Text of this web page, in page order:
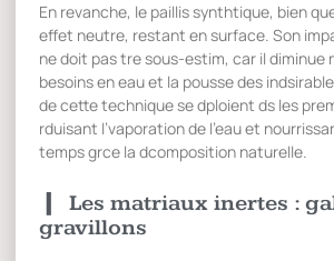
En revanche, le paillis synthtique, bien
effet neutre, restant en surface. Son
ne doit pas tre sous-estim, car il diminue
besoins en eau et la pousse des
de cette technique se dploient ds les
rduisant l’vaporation de l’eau et
temps grce la dcomposition naturelle.
Les matriaux inertes :
gravillons